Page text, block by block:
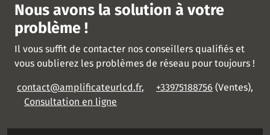
Nous avons la solution à votre
problème !
Il vous suffit de contacter nos conseillers qualifiés et
vous oublierez les problèmes de réseau pour toujours !
contact@amplificateurlcd.fr, +33975188756 (Ventes),
Consultation en ligne